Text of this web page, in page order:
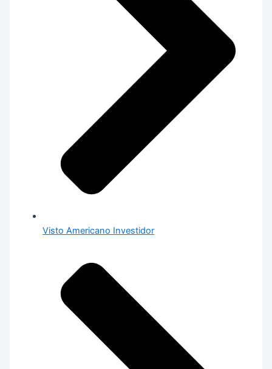
Visto Americano Investidor